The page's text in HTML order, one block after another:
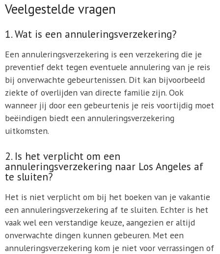
Veelgestelde vragen
1. Wat is een annuleringsverzekering?
Een annuleringsverzekering is een verzekering die je
preventief dekt tegen eventuele annulering van je reis
bij onverwachte gebeurtenissen. Dit kan bijvoorbeeld
ziekte of overlijden van directe familie zijn. Ook
wanneer jij door een gebeurtenis je reis voortijdig moet
beëindigen biedt een annuleringsverzekering
uitkomsten.
2. Is het verplicht om een
annuleringsverzekering naar Los Angeles af
te sluiten?
Het is niet verplicht om bij het boeken van je vakantie
een annuleringsverzekering af te sluiten. Echter is het
vaak wel een verstandige keuze, aangezien er altijd
onverwachte dingen kunnen gebeuren. Met een
annuleringsverzekering kom je niet voor verrassingen of